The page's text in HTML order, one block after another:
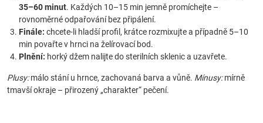
35–60 minut. Každých 10–15 min jemně promíchejte –
rovnoměrné odpařování bez připálení.
Finále: chcete-li hladší profil, krátce rozmixujte a případně 5–10
min povařte v hrnci na želírovací bod.
Plnění: horký džem nalijte do sterilních sklenic a uzavřete.
Plusy:málo stání u hrnce, zachovaná barva a vůně. Mínusy:mírně
tmavší okraje – přirozený „charakter“ pečení.